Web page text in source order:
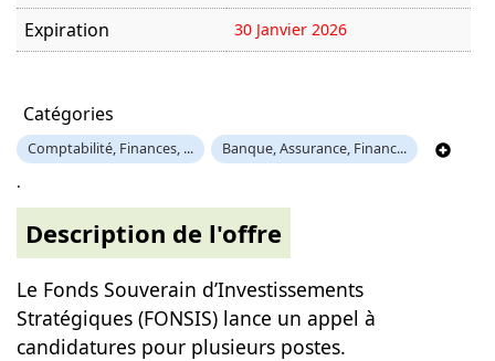
Expiration 30 Janvier 2026
Catégories
Comptabilité, Finances, ... Banque, Assurance, Financ...
.
Description de l'offre
Le Fonds Souverain d’Investissements
Stratégiques (FONSIS) lance un appel à
candidatures pour plusieurs postes.